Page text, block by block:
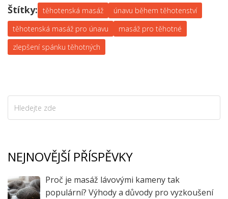
vyvolávat nevolnost.
Štítky: těhotenská masáž
únavu během těhotenství
těhotenská masáž pro únavu
masáž pro těhotné
zlepšení spánku těhotných
NEJNOVĚJŠÍ PŘÍSPĚVKY
Proč je masáž lávovými kameny tak
populární? Výhody a důvody pro vyzkoušení